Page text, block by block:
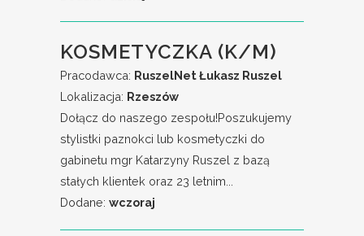
KOSMETYCZKA (K/M)
Pracodawca: RuszelNet Łukasz Ruszel
Lokalizacja: Rzeszów
Dołącz do naszego zespołu!Poszukujemy
stylistki paznokci lub kosmetyczki do
gabinetu mgr Katarzyny Ruszel z bazą
stałych klientek oraz 23 letnim...
Dodane: wczoraj